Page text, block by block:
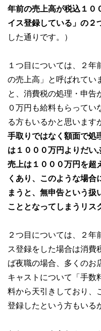
年前の売上高が税込１０
イス登録している」の２
した通りです。）
１つ目については、２年
の売上高」と呼ばれてい
と、消費税の処理・申告
０万円も給料もらってい
る方もいるかと思います
手取りではなく額面で処
は１０００万円よりだい
売上は１０００万円を超
くあり、このような場合
まうと、無申告という扱
こととなってしまうリス
２つ目については、２年
ス登録をした場合は消費
ば夜職の場合、多くのお
キャストについて「手数
料から天引きしており、
登録したという方もいる